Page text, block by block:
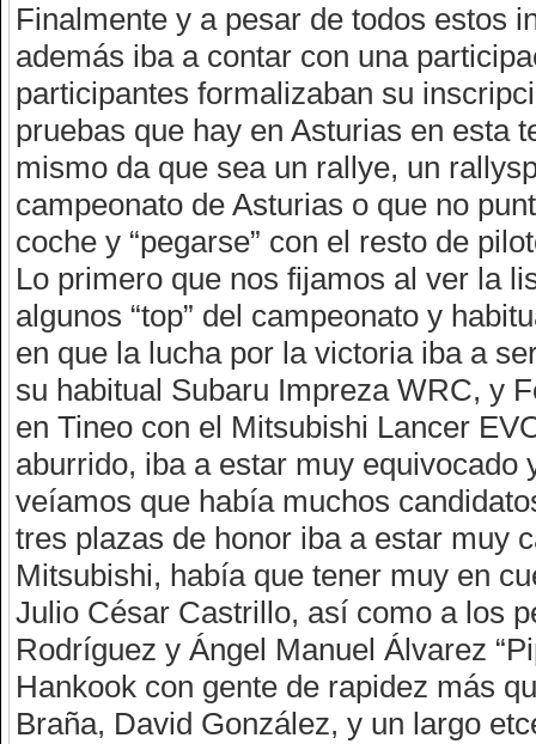
Finalmente y a pesar de todos estos
además iba a contar con una
participantes formalizaban su
pruebas que hay en Asturias en esta
mismo da que sea un rallye, un
campeonato de Asturias o que no
coche y “pegarse” con el resto de
Lo primero que nos fijamos al ver la
algunos “top” del campeonato y
en que la lucha por la victoria iba a
su habitual Subaru Impreza WRC, y
en Tineo con el Mitsubishi Lancer
aburrido, iba a estar muy
veíamos que había muchos
tres plazas de honor iba a estar muy
Mitsubishi, había que tener muy en
Julio César Castrillo, así como a los
Rodríguez y Ángel Manuel Álvarez
Hankook con gente de rapidez más
Braña, David González, y un largo